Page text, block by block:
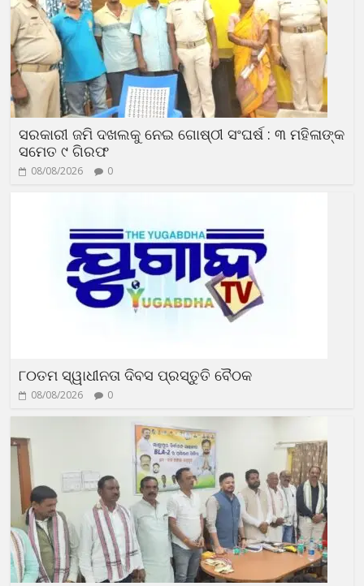
ସରକାରୀ ଜମି ଦଖଲକୁ ନେଇ ଗୋଷ୍ଠୀ ସଂଘର୍ଷ : ୩ ମହିଳାଙ୍କ
ସମେତ ୯ ଗିରଫ
08/08/2026 0
୮୦ତମ ସ୍ୱାଧୀନତା ଦିବସ ପ୍ରସ୍ତୁତି ବୈଠକ
08/08/2026 0